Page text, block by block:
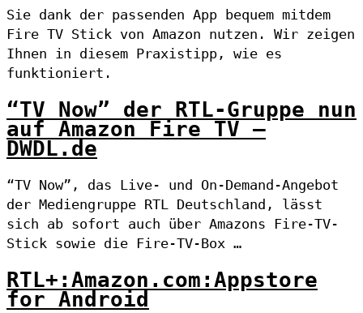
Sie dank der passenden App bequem mitdem
Fire TV Stick von Amazon nutzen. Wir zeigen
Ihnen in diesem Praxistipp, wie es
funktioniert.
“TV Now” der RTL-Gruppe nun
auf Amazon Fire TV –
DWDL.de
“TV Now”, das Live- und On-Demand-Angebot
der Mediengruppe RTL Deutschland, lässt
sich ab sofort auch über Amazons Fire-TV-
Stick sowie die Fire-TV-Box …
RTL+:Amazon.com:Appstore
for Android